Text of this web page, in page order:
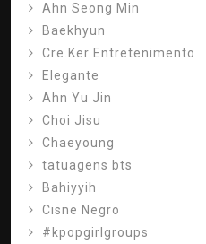
Ahn Seong Min
Baekhyun
Cre.Ker Entretenimento
Elegante
Ahn Yu Jin
Choi Jisu
Chaeyoung
tatuagens bts
Bahiyyih
Cisne Negro
#kpopgirlgroups